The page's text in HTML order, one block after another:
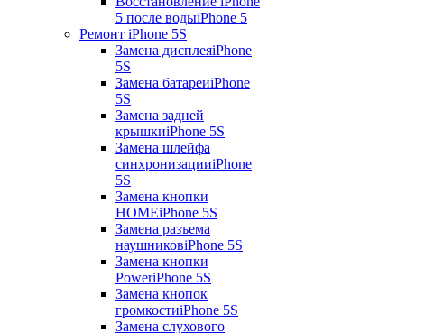
5 после водыiPhone 5
Ремонт iPhone 5S
Замена дисплеяiPhone
5S
Замена батареиiPhone
5S
Замена задней
крышкиiPhone 5S
Замена шлейфа
синхронизацииiPhone
5S
Замена кнопки
HOMEiPhone 5S
Замена разъема
наушниковiPhone 5S
Замена кнопки
PoweriPhone 5S
Замена кнопок
громкостиiPhone 5S
Замена слухового